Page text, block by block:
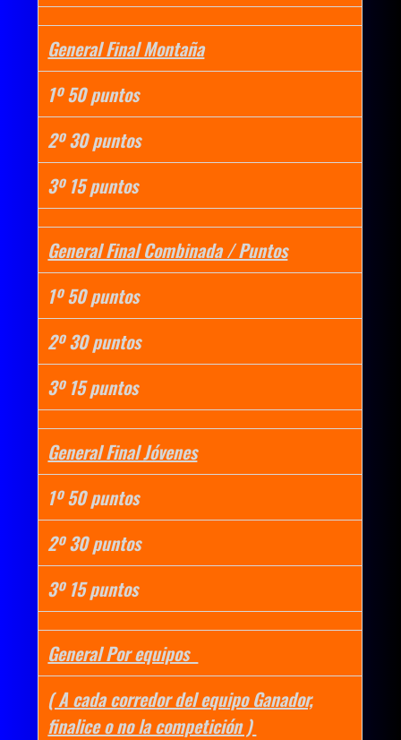
General Final Montaña
1º 50 puntos
2º 30 puntos
3º 15 puntos
General Final Combinada / Puntos
1º 50 puntos
2º 30 puntos
3º 15 puntos
General Final Jóvenes
1º 50 puntos
2º 30 puntos
3º 15 puntos
General Por equipos
( A cada corredor del equipo Ganador,
finalice o no la competición )